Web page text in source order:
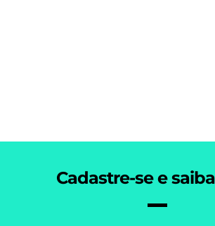
Cadastre-se e